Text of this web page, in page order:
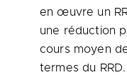
en œuvre un
une réduction
cours moyen
termes du